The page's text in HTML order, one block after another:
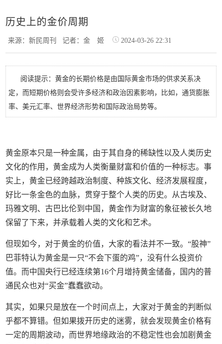
历史上的金价周期
来源：新民周刊记者：金 姬 2024-03-26 22:31
阅读提示：黄金的长期价格是由国际黄金市场的供求关系决
定，而短期价格则会受许多经济和政治因素影响，比如，通货膨胀
率、美元汇率、世界经济形势和国际政治局势等。
黄金原本只是一种金属，由于其自身的稀缺性以及人类历史
文化的作用，黄金成为人类衡量财富和价值的一种标志。事
实上，黄金已经跨越政治制度、种族文化、经济发展程度，
好比一条金色的血脉，贯穿于整个人类的历史。从古埃及、
玛雅文明、古巴比伦到中国，黄金作为财富的象征被长久地
保留了下来，并承载着人类的文化和艺术。
但现如今，对于黄金的价值，大家的看法并不一致。“股神”
巴菲特认为黄金是一只“不会下蛋的鸡”，没有什么投资价
值。而中国央行已经连续第16个月增持黄金储备，国内的普
通民众也对“买金”蠢蠢欲动。
其实，如果只是放在一个时间点上，大家对于黄金的判断似
乎都不算错。但如果拨开历史的迷雾，就会发现黄金价格有
一定的周期波动，而世界地缘政治的不稳定性也会加剧黄金